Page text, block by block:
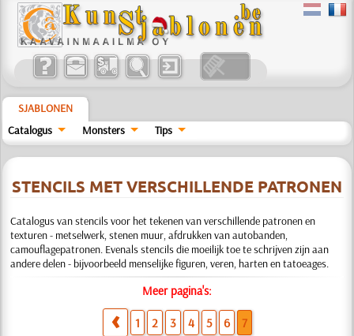
SJABLONEN
Catalogus
Monsters Tips
STENCILS MET VERSCHILLENDE PATRONEN
Catalogus van stencils voor het tekenen van verschillende patronen en
texturen - metselwerk, stenen muur, afdrukken van autobanden,
camouflagepatronen. Evenals stencils die moeilijk toe te schrijven zijn aan
andere delen - bijvoorbeeld menselijke figuren, veren, harten en tatoeages.
Meer pagina's:
1 2 3 4 5 6 7